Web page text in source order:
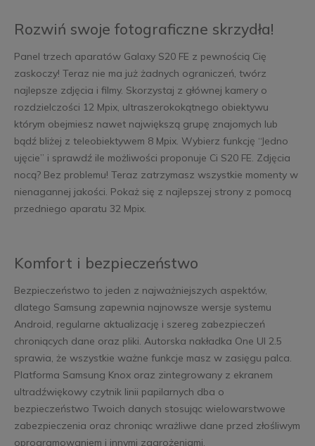
Rozwiń swoje fotograficzne skrzydła!
Panel trzech aparatów Galaxy S20 FE z pewnością Cię
zaskoczy! Teraz nie ma już żadnych ograniczeń, twórz
najlepsze zdjęcia i filmy. Skorzystaj z głównej kamery o
rozdzielczości 12 Mpix, ultraszerokokątnego obiektywu
którym obejmiesz nawet największą grupę znajomych lub
bądź bliżej z teleobiektywem 8 Mpix. Wybierz funkcję “Jedno
ujęcie” i sprawdź ile możliwości proponuje Ci S20 FE. Zdjęcia
nocą? Bez problemu! Teraz zatrzymasz wszystkie momenty w
nienagannej jakości. Pokaż się z najlepszej strony z pomocą
przedniego aparatu 32 Mpix.
Komfort i bezpieczeństwo
Bezpieczeństwo to jeden z najważniejszych aspektów,
dlatego Samsung zapewnia najnowsze wersje systemu
Android, regularne aktualizację i szereg zabezpieczeń
chroniących dane oraz pliki. Autorska nakładka One UI 2.5
sprawia, że wszystkie ważne funkcje masz w zasięgu palca.
Platforma Samsung Knox oraz zintegrowany z ekranem
ultradźwiękowy czytnik linii papilarnych dba o
bezpieczeństwo Twoich danych stosując wielowarstwowe
zabezpieczenia oraz chroniąc wrażliwe dane przed złośliwym
oprogramowaniem i innymi zagrożeniami.